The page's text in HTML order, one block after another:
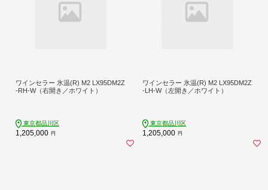
ワインセラー 氷温(R) M2 LX95DM2Z
-RH-W（右開き／ホワイト）
東京都品川区
1,205,000 円
ワインセラー 氷温(R) M2 LX95DM2Z
-LH-W（左開き／ホワイト）
東京都品川区
1,205,000 円